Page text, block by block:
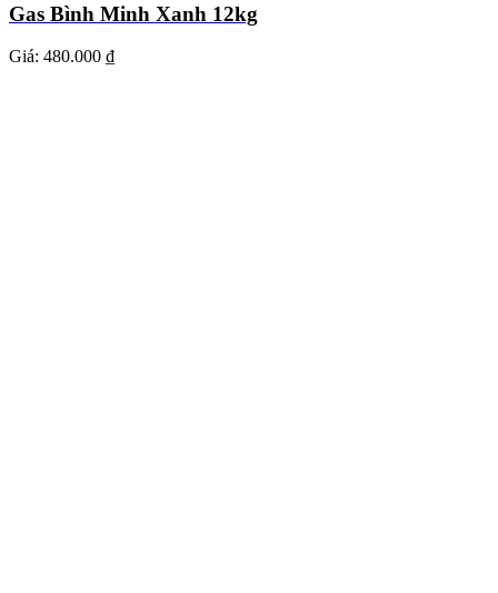
Gas Bình Minh Xanh 12kg
Giá: 480.000 ₫